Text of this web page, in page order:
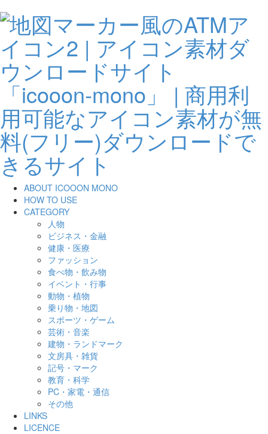
ABOUT ICOOON MONO
HOW TO USE
CATEGORY
人物
ビジネス・金融
健康・医療
ファッション
食べ物・飲み物
イベント・行事
動物・植物
乗り物・地図
スポーツ・ゲーム
芸術・音楽
建物・ランドマーク
文房具・雑貨
記号・マーク
教育・科学
PC・家電・通信
その他
LINKS
LICENCE